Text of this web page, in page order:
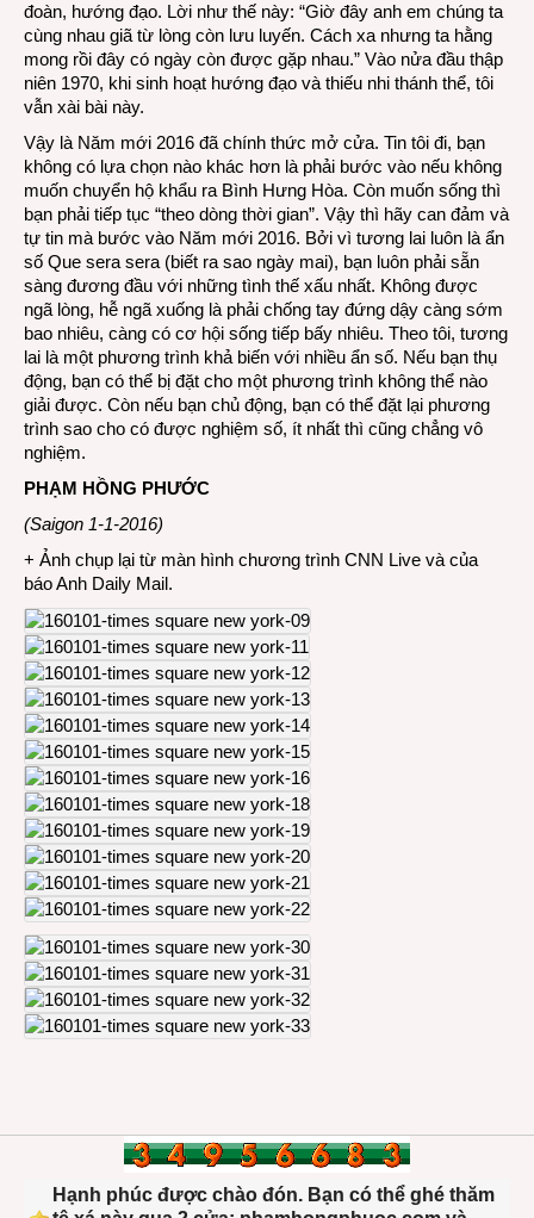
đoàn, hướng đạo. Lời như thế này: “Giờ đây anh em chúng ta
cùng nhau giã từ lòng còn lưu luyến. Cách xa nhưng ta hằng
mong rồi đây có ngày còn được gặp nhau.” Vào nửa đầu thập
niên 1970, khi sinh hoạt hướng đạo và thiếu nhi thánh thể, tôi
vẫn xài bài này.
Vậy là Năm mới 2016 đã chính thức mở cửa. Tin tôi đi, bạn
không có lựa chọn nào khác hơn là phải bước vào nếu không
muốn chuyển hộ khẩu ra Bình Hưng Hòa. Còn muốn sống thì
bạn phải tiếp tục “theo dòng thời gian”. Vậy thì hãy can đảm và
tự tin mà bước vào Năm mới 2016. Bởi vì tương lai luôn là ẩn
số Que sera sera (biết ra sao ngày mai), bạn luôn phải sẵn
sàng đương đầu với những tình thế xấu nhất. Không được
ngã lòng, hễ ngã xuống là phải chống tay đứng dậy càng sớm
bao nhiêu, càng có cơ hội sống tiếp bấy nhiêu. Theo tôi, tương
lai là một phương trình khả biến với nhiều ẩn số. Nếu bạn thụ
động, bạn có thể bị đặt cho một phương trình không thể nào
giải được. Còn nếu bạn chủ động, bạn có thể đặt lại phương
trình sao cho có được nghiệm số, ít nhất thì cũng chẳng vô
nghiệm.
PHẠM HỒNG PHƯỚC
(Saigon 1-1-2016)
+ Ảnh chụp lại từ màn hình chương trình CNN Live và của
báo Anh Daily Mail.
Hạnh phúc được chào đón. Bạn có thể ghé thăm